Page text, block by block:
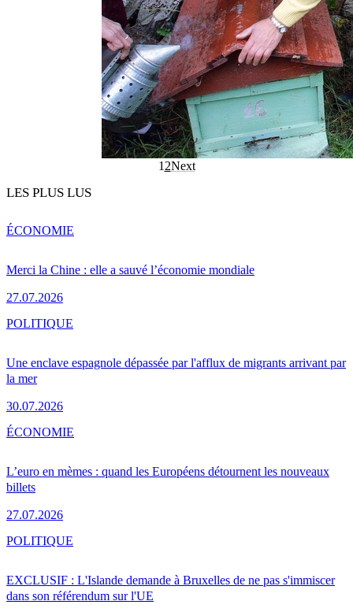
1 2Next
LES PLUS LUS
Merci la Chine : elle a sauvé l’économie mondiale
27.07.2026
ÉCONOMIE
Une enclave espagnole dépassée par l'afflux de migrants arrivant par
la mer
30.07.2026
POLITIQUE
L’euro en mèmes : quand les Européens détournent les nouveaux
billets
27.07.2026
ÉCONOMIE
EXCLUSIF : L'Islande demande à Bruxelles de ne pas s'immiscer
dans son référendum sur l'UE
POLITIQUE